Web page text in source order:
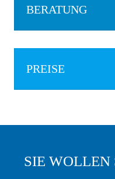
BERATUNG
PREISE
SIE WOLLEN